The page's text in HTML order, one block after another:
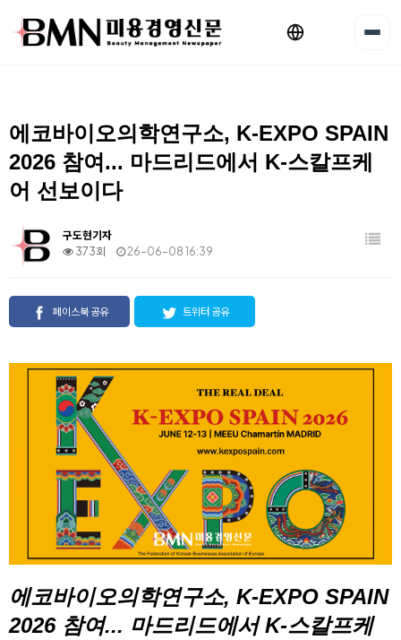
에코바이오의학연구소, K-EXPO SPAIN
2026 참여... 마드리드에서 K-스칼프케
어 선보이다
구도현기자
373회
26-06-08 16:39
페이스북 공유 트위터 공유
에코바이오의학연구소, K-EXPO SPAIN
2026 참여... 마드리드에서 K-스칼프케